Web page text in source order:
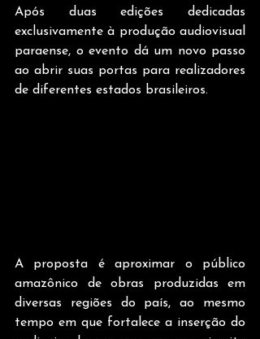
Após duas edições dedicadas
exclusivamente à produção audiovisual
paraense, o evento dá um novo passo
ao abrir suas portas para realizadores
de diferentes estados brasileiros.
A proposta é aproximar o público
amazônico de obras produzidas em
diversas regiões do país, ao mesmo
tempo em que fortalece a inserção do